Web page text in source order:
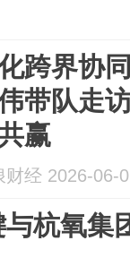
跨界协
带队走
赢
财经 2026-06-
杭氧集